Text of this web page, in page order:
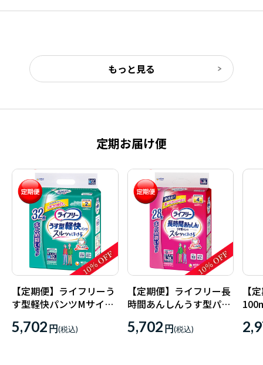
もっと見る
定期お届け便
【定期便】ライフリーう
す型軽快パンツMサイズ
【直送品】
5,702 円
【定期便】ライフリー長
時間あんしんうす型パン
×2パック【直送品】
5,702 円
【